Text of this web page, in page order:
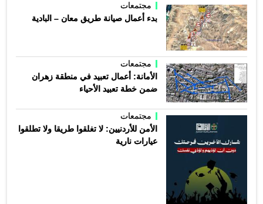
مجتمعات
بدء أعمال صيانة طريق معان – البادية
مجتمعات
الأمانة: أعمال تعبيد في منطقة زهران
ضمن خطة تعبيد الأحياء
مجتمعات
الأمن للأردنيين: لا تغلقوا طريقا ولا تطلقوا
عيارات نارية